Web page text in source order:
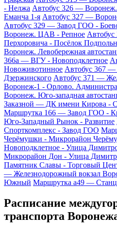
- Нелжа Автобус 326 — Воронеж.
Еманча 1-я Автобус 327 —
Автобус 329 — Завод ГОО -
Воронеж. ЦАВ - Репное
Перхоровича - Посёлок
Воронеж. Левобережная
366а — ВГУ - Новоподклетное
Новоживотинное Автобус 367
Дзержинского Автобус 371 —
Воронеж-1 - Орлово.
Воронеж. Юго-западная
Заказной — ДК имени Кирова -
Маршрутка 166 — Завод ГОО -
Юго-Западный Рынок - Развитие
Спорткомплекс - Завод ГОО
Черёмушки - Микрорайон
Новоподклетное - Улица
Микрорайон Дон - Улица
Памятник Славы - Торговый
— Железнодорожный вокзал
Южный Маршрутка а49 —
Расписание
транспорта